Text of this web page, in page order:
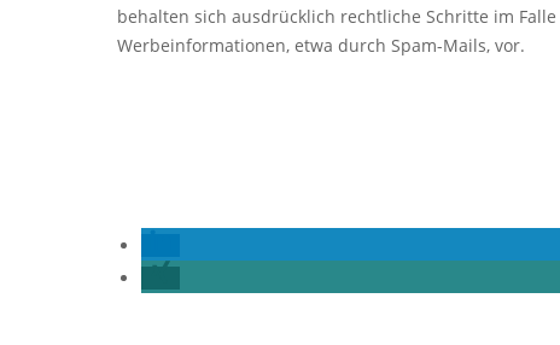
behalten sich ausdrücklich rechtliche Schritte im
Werbeinformationen, etwa durch Spam-Mails, vor.